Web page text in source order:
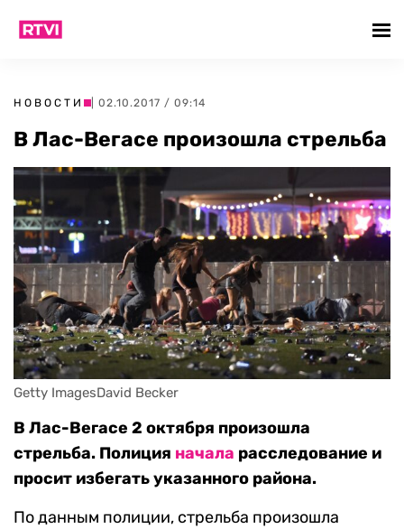
НОВОСТИ | 02.10.2017 / 09:14
В Лас-Вегасе произошла стрельба
Getty ImagesDavid Becker
В Лас-Вегасе 2 октября произошла
стрельба. Полиция начала расследование и
просит избегать указанного района.
По данным полиции, стрельба произошла